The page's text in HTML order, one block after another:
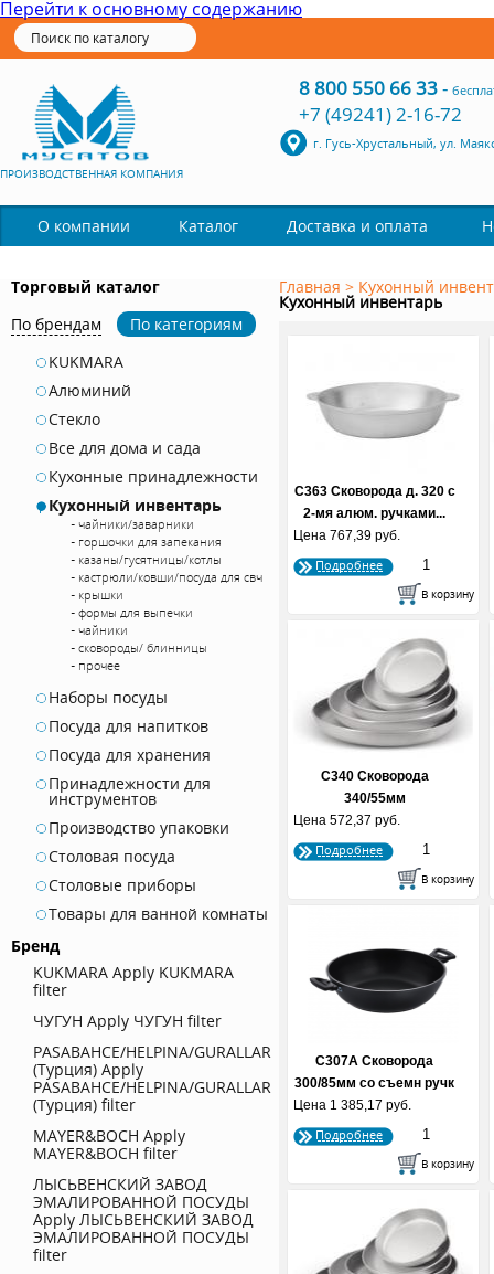
Перейти к основному содержанию
ПРОИЗВОДСТВЕННАЯ КОМПАНИЯ
8 800 550 66 33-
+7 (49241) 2-16-72
г. Гусь-Хрустальный, ул.
О компании Каталог Доставка и оплата
Торговый каталог
По брендам
По категориям
KUKMARA
Алюминий
Стекло
Все для дома и сада
Кухонные принадлежности
Кухонный инвентарь
чайники/заварники
горшочки для запекания
казаны/гусятницы/котлы
кастрюли/ковши/посуда для свч
крышки
формы для выпечки
чайники
сковороды/ блинницы
прочее
Наборы посуды
Посуда для напитков
Посуда для хранения
Принадлежности для
инструментов
Производство упаковки
Столовая посуда
Столовые приборы
Товары для ванной комнаты
Бренд
KUKMARA Apply KUKMARA
filter
ЧУГУН Apply ЧУГУН filter
PASABAHCE/HELPINA/GURALLAR
(Турция) Apply
PASABAHCE/HELPINA/GURALLAR
(Турция) filter
MAYER&BOCH Apply
MAYER&BOCH filter
ЛЫСЬВЕНСКИЙ ЗАВОД
ЭМАЛИРОВАННОЙ ПОСУДЫ
Apply ЛЫСЬВЕНСКИЙ ЗАВОД
ЭМАЛИРОВАННОЙ ПОСУДЫ
filter
Главная > Кухонный
Кухонный инвентарь
С363 Сковорода д. 320 с
2-мя алюм. ручками...
Цена 767,39 руб.
Подробнее
С340 Сковорода
340/55мм
Цена 572,37 руб.
Подробнее
С307А Сковорода
300/85мм со съемн ручк
АП (...
Цена 1 385,17 руб.
Подробнее